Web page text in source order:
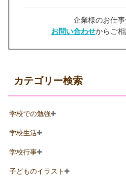
企業様のお仕
お問い合わせからご相
カテゴリー検索
学校での勉強
学校生活
学校行事
子どものイラスト